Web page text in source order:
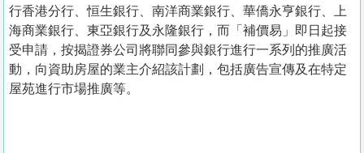
行香港分行、恒生銀行、南洋商業銀行、華僑永亨銀行、上
海商業銀行、東亞銀行及永隆銀行，而「補價易」即日起接
受申請，按揭證券公司將聯同參與銀行進行一系列的推廣活
動，向資助房屋的業主介紹該計劃，包括廣告宣傳及在特定
屋苑進行市場推廣等。